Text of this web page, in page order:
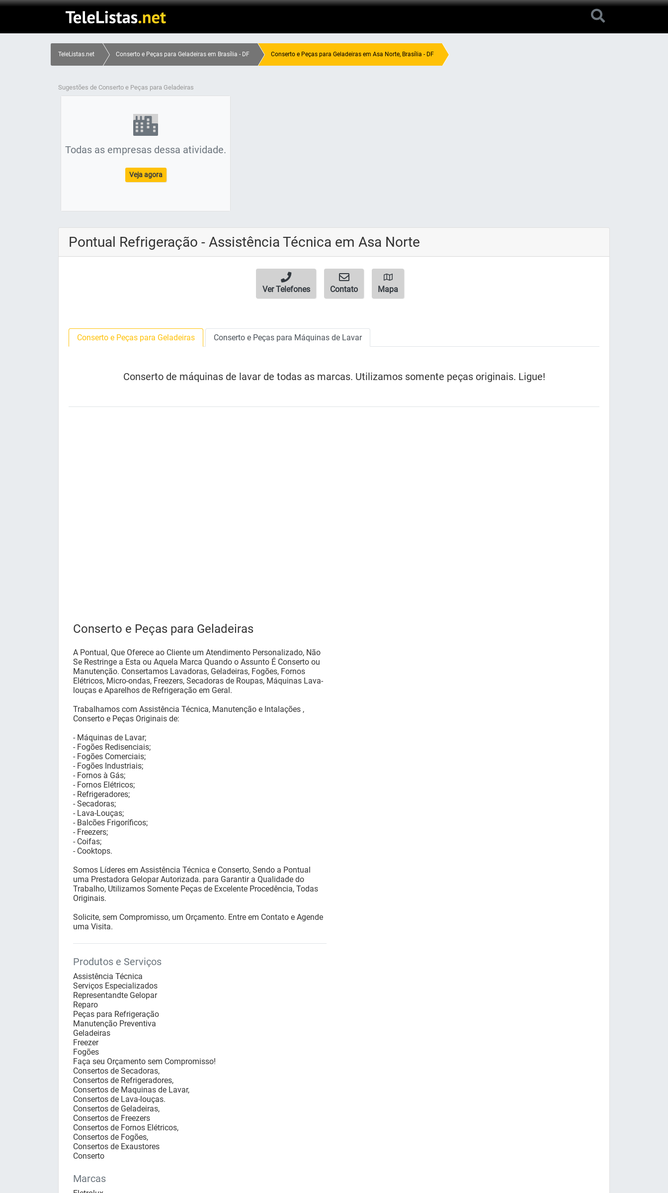
TeleListas.net Conserto e Peças para Geladeiras em Brasília - DF Conserto e Peças para Geladeiras em Asa Norte, Brasília - DF
Sugestões de Conserto e Peças para Geladeiras
Todas as empresas dessa atividade.
Veja agora
Pontual Refrigeração - Assistência Técnica em Asa Norte
Ver Telefones Contato Mapa
Conserto e Peças para Geladeiras Conserto e Peças para Máquinas de Lavar
Conserto de máquinas de lavar de todas as marcas. Utilizamos somente peças originais. Ligue!
Conserto e Peças para Geladeiras
A Pontual, Que Oferece ao Cliente um Atendimento Personalizado, Não
Se Restringe a Esta ou Aquela Marca Quando o Assunto É Conserto ou
Manutenção. Consertamos Lavadoras, Geladeiras, Fogões, Fornos
Elétricos, Micro-ondas, Freezers, Secadoras de Roupas, Máquinas Lava-
louças e Aparelhos de Refrigeração em Geral.
Trabalhamos com Assistência Técnica, Manutenção e Intalações ,
Conserto e Peças Originais de:
- Máquinas de Lavar;
- Fogões Redisenciais;
- Fogões Comerciais;
- Fogões Industriais;
- Fornos à Gás;
- Fornos Elétricos;
- Refrigeradores;
- Secadoras;
- Lava-Louças;
- Balcões Frigoríficos;
- Freezers;
- Coifas;
- Cooktops.
Somos Líderes em Assistência Técnica e Conserto, Sendo a Pontual
uma Prestadora Gelopar Autorizada. para Garantir a Qualidade do
Trabalho, Utilizamos Somente Peças de Excelente Procedência, Todas
Originais.
Solicite, sem Compromisso, um Orçamento. Entre em Contato e Agende
uma Visita.
Produtos e Serviços
Assistência Técnica
Serviços Especializados
Representandte Gelopar
Reparo
Peças para Refrigeração
Manutenção Preventiva
Geladeiras
Freezer
Fogões
Faça seu Orçamento sem Compromisso!
Consertos de Secadoras,
Consertos de Refrigeradores,
Consertos de Maquinas de Lavar,
Consertos de Lava-louças.
Consertos de Geladeiras,
Consertos de Freezers
Consertos de Fornos Elétricos,
Consertos de Fogões,
Consertos de Exaustores
Conserto
Marcas